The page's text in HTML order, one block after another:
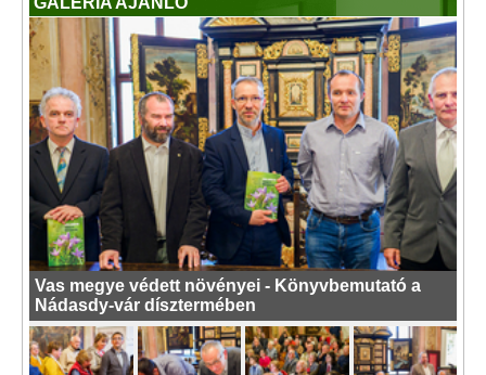
Vas megye védett növényei - Könyvbemutató a
Nádasdy-vár dísztermében